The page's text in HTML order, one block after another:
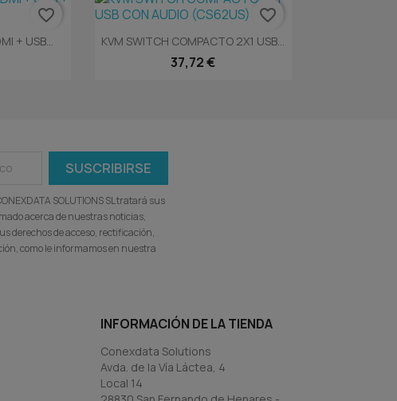
+ USB...
favorite_border
Vista rápida
KVM SWITCH COMPACTO 2X1 USB...
37,72 €
favorite_border
SOLUTIONS SL tratará sus
acerca de nuestras noticias,
derechos de acceso, rectificación,
como le informamos en nuestra
INFORMACIÓN DE LA TIENDA
Conexdata Solutions
Avda. de la Vía Láctea, 4
Local 14